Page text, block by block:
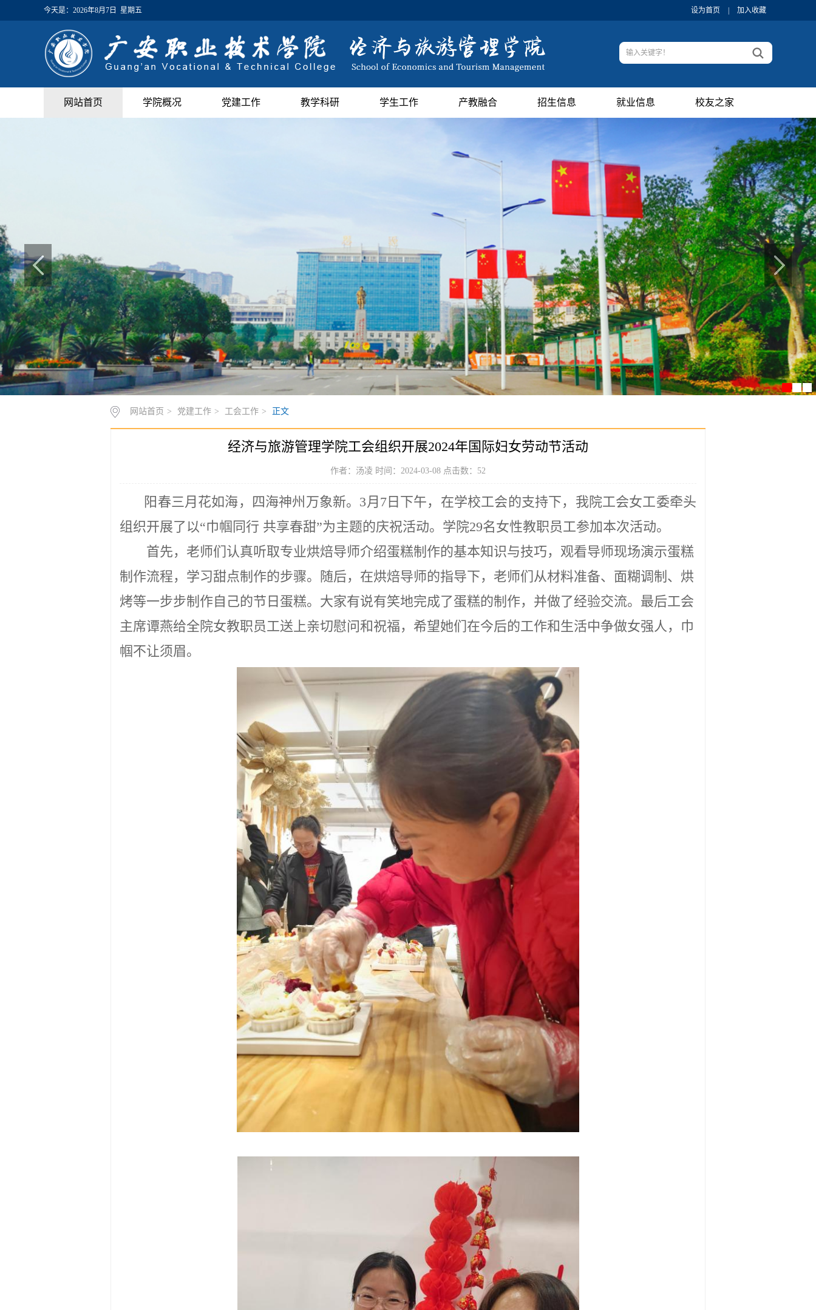
今天是： 2026年8月7日 星期五 设为首页 加入收藏
网站首页 学院概况 党建工作 教学科研 学生工作 产教融合 招生信息 就业信息 校友之家
网站首页 > 党建工作 > 工会工作 > 正文
经济与旅游管理学院工会组织开展2024年国际妇女劳动节活动
作者：汤凌 时间：2024-03-08 点击数：52
组织开展了以 “巾帼同行 共享春甜”为主题的庆祝活动。学 院29名女性教职员工参加本次活动。
首先，老师们认真听取专业烘焙导师介绍蛋糕制作的基本知识与技巧，观看导师现场演示蛋糕
制作流程，学习甜点制作的步骤。随后，在烘焙导师的指导下，老师们从材料准备、面糊调制、烘
烤等一步步制作自己的节日蛋糕。大家有说有笑地完成了蛋糕的制作，并做了经验交流。最后工会
主席 谭燕 给全 院女教职员工送上亲切慰问和祝福，希望她们在今后的工作和生活中争做女强人，巾
帼不让须眉。